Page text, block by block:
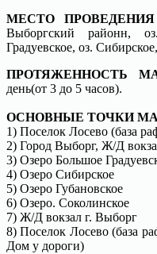
МЕСТО
Выборгский районн,
Градуевское, оз.
ПРОТЯЖЕННОСТЬ
день(от 3 до 5 часов).
ОСНОВНЫЕ ТОЧКИ
1) Поселок Лосево (база
2) Город Выборг, Ж/Д
3) Озеро Большое
4) Озеро Сибирское
5) Озеро Губановское
6) Озеро. Соколинское
7) Ж/Д вокзал г. Выборг
8) Поселок Лосево (база
Дом у дороги)